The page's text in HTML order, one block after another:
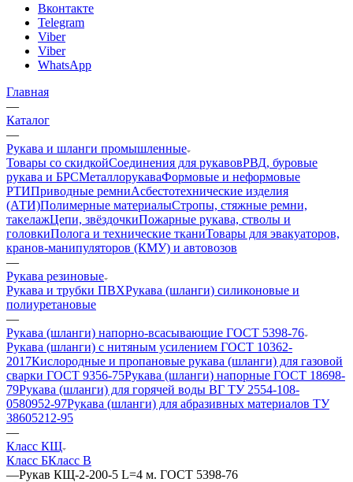
Вконтакте
Telegram
Viber
Viber
WhatsApp
Главная
—
Каталог
—
Рукава и шланги промышленные
Товары со скидкойСоединения для рукавовРВД, буровые
рукава и БРСМеталлорукаваФормовые и неформовые
РТИПриводные ремниАсбестотехнические изделия
(АТИ)Полимерные материалыСтропы, стяжные ремни,
такелажЦепи, звёздочкиПожарные рукава, стволы и
головкиПолога и технические тканиТовары для эвакуаторов,
кранов-манипуляторов (КМУ) и автовозов
—
Рукава резиновые
Рукава и трубки ПВХРукава (шланги) силиконовые и
полиуретановые
—
Рукава (шланги) напорно-всасывающие ГОСТ 5398-76
Рукава (шланги) с нитяным усилением ГОСТ 10362-
2017Кислородные и пропановые рукава (шланги) для газовой
сварки ГОСТ 9356-75Рукава (шланги) напорные ГОСТ 18698-
79Рукава (шланги) для горячей воды ВГ ТУ 2554-108-
0580952-97Рукава (шланги) для абразивных материалов ТУ
38605212-95
—
Класс КЩ
Класс БКласс В
—Рукав КЩ-2-200-5 L=4 м. ГОСТ 5398-76